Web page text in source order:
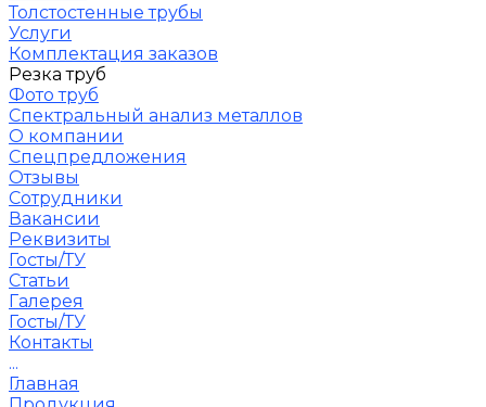
Толстостенные трубы
Услуги
Комплектация заказов
Резка труб
Фото труб
Спектральный анализ металлов
О компании
Спецпредложения
Отзывы
Сотрудники
Вакансии
Реквизиты
Госты/ТУ
Статьи
Галерея
Госты/ТУ
Контакты
...
Главная